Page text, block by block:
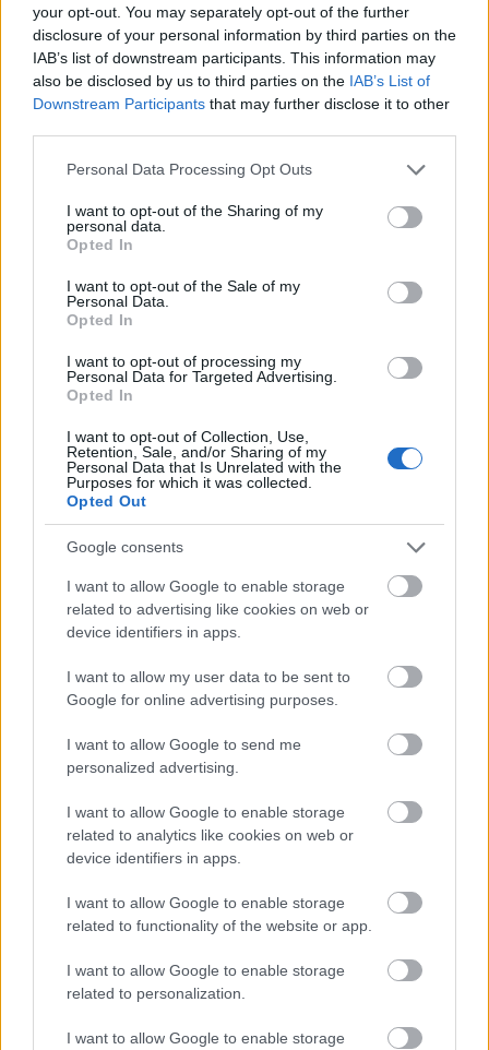
your opt-out. You may separately opt-out of the further
disclosure of your personal information by third parties on the
IAB’s list of downstream participants. This information may
also be disclosed by us to third parties on the IAB’s List of
Downstream Participants that may further disclose it to other
Please note that this website/app uses one or more Google
not limited to your visit or usage behaviour. You may click to
grant or deny consent to Google and its third-party tags to
use your data for below specified purposes in below Google
consent section.
Personal Data Processing Opt Outs
I want to opt-out of the Sharing of my
personal data.
Opted In
I want to opt-out of the Sale of my
Personal Data.
Opted In
I want to opt-out of processing my
Personal Data for Targeted Advertising.
Opted In
I want to opt-out of Collection, Use,
Retention, Sale, and/or Sharing of my
Personal Data that Is Unrelated with the
Purposes for which it was collected.
Opted Out
Google consents
I want to allow Google to enable storage
related to advertising like cookies on web or
device identifiers in apps.
I want to allow my user data to be sent to
Google for online advertising purposes.
I want to allow Google to send me
personalized advertising.
I want to allow Google to enable storage
related to analytics like cookies on web or
device identifiers in apps.
I want to allow Google to enable storage
related to functionality of the website or app.
I want to allow Google to enable storage
related to personalization.
I want to allow Google to enable storage
España en el Mundial 2026: ¿Cuál será su once
titular?
España es una de las grandes
favoritas del Mundial 2026. ¿Cuál
será el once tipo que presente
Luis de la Fuente en el torneo?
Posible 11 titular
Abulaila
Haddad – Al-Rashdan – Al-Rawabdeh – Abu Taha
Al-Mardi – Olwan
Al-Tamari
El técnico Jamal Sellami suele apostar por un sólido 3-4-2-1
que destaca por su repliegue defensivo. La gran incógnita
del once es si el seleccionador apostará en el carril
izquierdo por el despliegue de Mahmoud Al-Mardi o si
preferirá un perfil más conservador y defensivo como el de
Abu Taha para frenar las internadas rivales. En caso de Al-
Mardi juegue cómo carrilero, Fakhoury podría ocupar su
El calendario de Jordania
Jordania debutará en su grupo midiendo sus fuerzas ante
Austria el 17 de junio. Posteriormente se las verá con
Argelia el 23 de junio y cerrará la fase de grupos contra
Argentina el 28 de junio.
El conjunto árabe es el más débil del grupo y lo más lógico
es que pierda todos sus encuentros. Si consiguen rascar
algún punto sería un gran éxito en el que será el primer
¿Aún no juegas a Comunio Euro? Regístrate, ¡gratis!